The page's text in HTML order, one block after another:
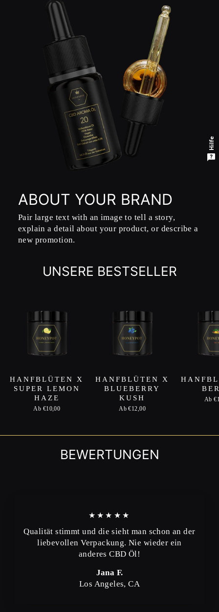
ABOUT YOUR BRAND
Pair large text with an image to tell a story,
explain a detail about your product, or describe a
new promotion.
UNSERE BESTSELLER
HANFBLÜTEN X
SUPER LEMON
HAZE
Ab €10,00
HANFBLÜTEN X
BLUEBERRY
KUSH
Ab €12,00
Ab
BEWERTUNGEN
★★★★★
Qualität stimmt und die sieht man schon an der
liebevollen Verpackung. Nie wieder ein
anderes CBD Öl!
Jana F.
Los Angeles, CA
Hilfe